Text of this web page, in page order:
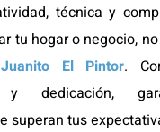
técnica y
tu hogar o negocio,
Juanito El Pintor.
y dedicación,
superan tus